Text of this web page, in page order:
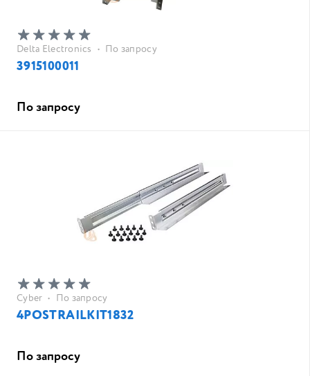
Delta Electronics • По запросу
3915100011
По запросу
Cyber • По запросу
4POSTRAILKIT1832
По запросу